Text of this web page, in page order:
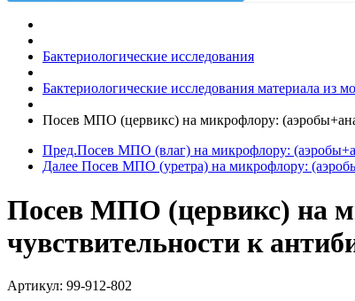
Бактериологические исследования
Бактериологические исследования материала из
Посев МПО (цервикс) на микрофлору:
Пред.Посев МПО (влаг) на микрофлору:
Далее Посев МПО (уретра) на микрофлору:
Посев МПО (цервикс) на
чувствительности к
Артикул: 99-912-802